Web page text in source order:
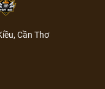
Cần Thơ